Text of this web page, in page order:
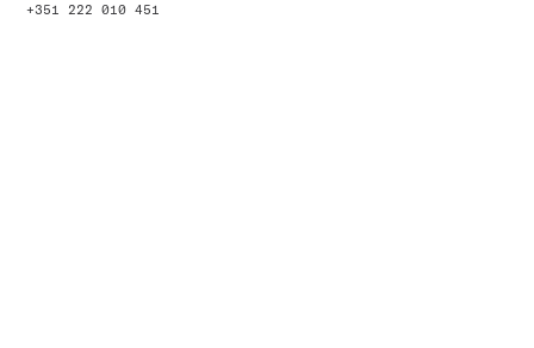
+351 222 010 451